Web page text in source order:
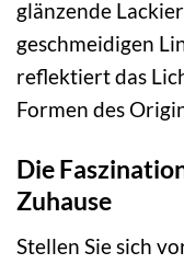
glänzende
geschmeidigen
reflektiert das
Formen des
Die
Zuhause
Stellen Sie sich